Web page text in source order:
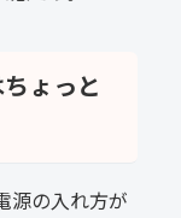
ょっと
源の入れ方が